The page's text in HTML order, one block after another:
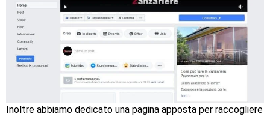
Inoltre abbiamo dedicato una pagina apposta per raccogliere